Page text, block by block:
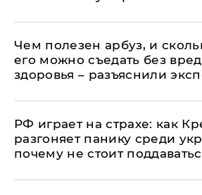
Чем полезен арбуз, и
его можно съедать без
здоровья – разъяснили
РФ играет на страхе: как
разгоняет панику среди
почему не стоит